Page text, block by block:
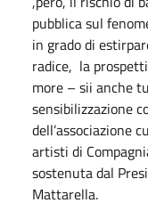
pubblica sul
in grado di
radice, la
more – sii anche
sensibilizzazione
dell’associazione
artisti di
sostenuta dal
Mattarella.